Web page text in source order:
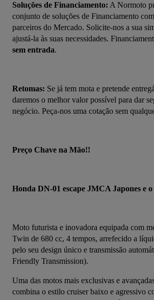
Soluções de Financiamento: A Normoto
conjunto de soluções de Financiamento
parceiros do Mercado. Solicite-nos a sua
ajustá-la às suas necessidades.
sem entrada.
Retomas: Se já tem mota e pretende
daremos o melhor valor possível para dar
negócio. Peça-nos uma cotação sem
Preço Chave na Mão!!
Honda DN-01 escape JMCA Japones e
Moto futurista e inovadora equipada com
Twin de 680 cc, 4 tempos, arrefecido a
pelo seu design único e transmissão
Friendly Transmission).
Uma das motos mais exclusivas e
combina o estilo cruiser baixo e agressivo